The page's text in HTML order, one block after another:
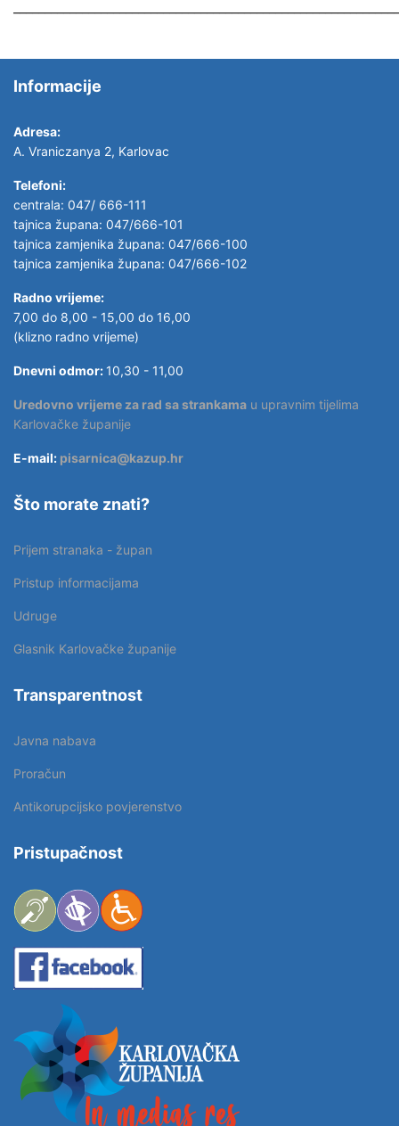
Informacije
Adresa:
A. Vraniczanya 2, Karlovac
Telefoni:
centrala: 047/ 666-111
tajnica župana: 047/666-101
tajnica zamjenika župana: 047/666-100
tajnica zamjenika župana: 047/666-102
Radno vrijeme:
7,00 do 8,00 - 15,00 do 16,00
(klizno radno vrijeme)
Dnevni odmor: 10,30 - 11,00
Uredovno vrijeme za rad sa strankama u upravnim tijelima
Karlovačke županije
E-mail: pisarnica@kazup.hr
Što morate znati?
Prijem stranaka - župan
Pristup informacijama
Udruge
Glasnik Karlovačke županije
Transparentnost
Javna nabava
Proračun
Antikorupcijsko povjerenstvo
Pristupačnost